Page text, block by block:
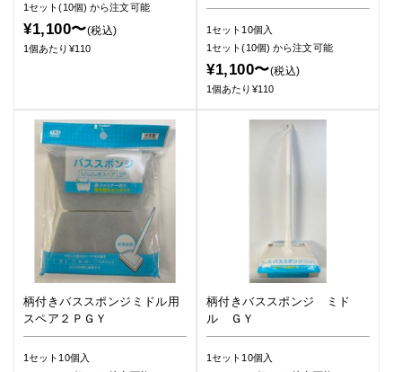
1セット(10個)から注文可能
¥1,100〜(税込)
1個あたり¥110
1セット10個入
1セット(10個)から注文可能
¥1,100〜(税込)
1個あたり¥110
柄付きバススポンジミドル用
スペア２ＰＧＹ
1セット10個入
柄付きバススポンジ ミド
ル ＧＹ
1セット10個入